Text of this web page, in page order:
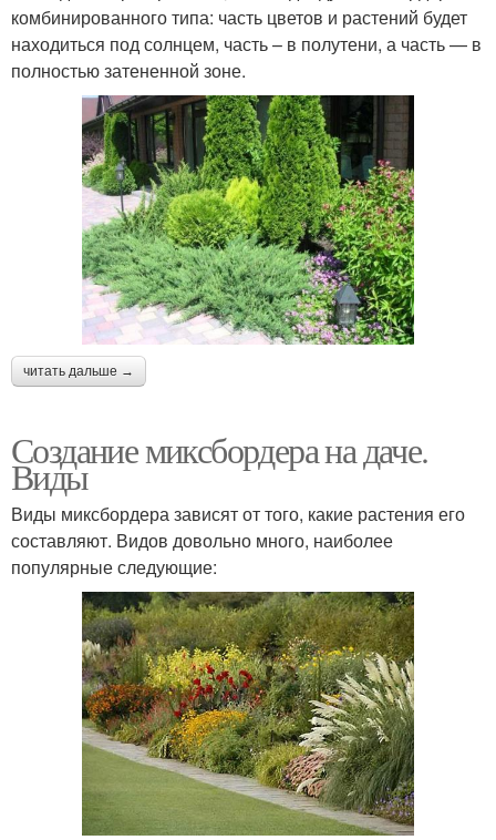
комбинированного типа: часть цветов и растений будет
находиться под солнцем, часть – в полутени, а часть — в
полностью затененной зоне.
читать дальше →
Создание миксбордера на даче.
Виды
Виды миксбордера зависят от того, какие растения его
составляют. Видов довольно много, наиболее
популярные следующие: